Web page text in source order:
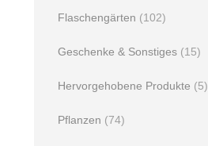
Flaschengärten (102)
Geschenke & Sonstiges (15)
Hervorgehobene Produkte (5)
Pflanzen (74)